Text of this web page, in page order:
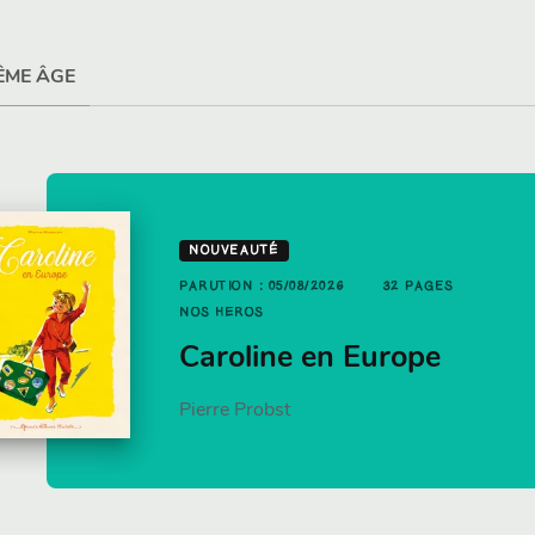
ÂGE
pizza
: 21/01/2026
HÉROS
c'est
par Jamie
NOUVEAUTÉ
PARUTION : 05/08/2026
32 PAGES
NOS HÉROS
Caroline en Europe
Pierre Probst